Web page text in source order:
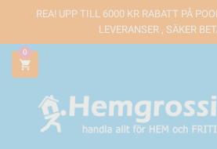
REA! UPP TILL 6000 KR RABATT PÅ
LEVERANSER , SÄKER
shopping_cart
0